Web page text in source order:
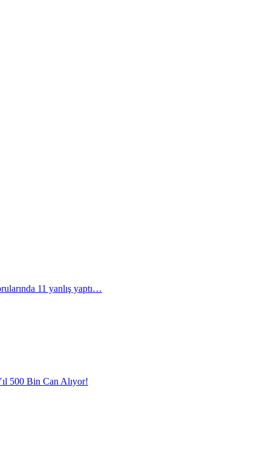
11 yanlış yaptı…
500 Bin Can Alıyor!